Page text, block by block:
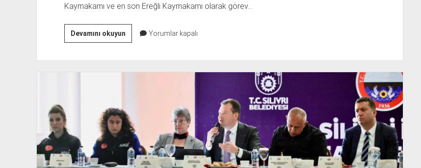
Kaymakamı ve en son Ereğli Kaymakamı olarak görev…
Devamını okuyunSİLİVRİ
KAYMAKAMI
Yorumlar kapalı